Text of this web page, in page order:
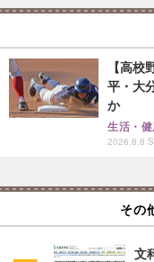
【高
平・大
か
生活・健
2026.8.8
その
文